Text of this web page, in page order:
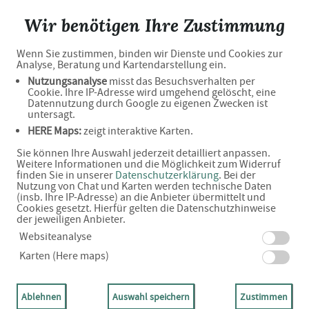
Wir benötigen Ihre Zustimmung
Wenn Sie zustimmen, binden wir Dienste und Cookies zur
Analyse, Beratung und Kartendarstellung ein.
Nutzungsanalyse misst das Besuchsverhalten per
Cookie. Ihre IP-Adresse wird umgehend gelöscht, eine
Datennutzung durch Google zu eigenen Zwecken ist
untersagt.
HERE Maps:zeigt interaktive Karten.
Sie können Ihre Auswahl jederzeit detailliert anpassen.
Weitere Informationen und die Möglichkeit zum Widerruf
finden Sie in unserer Datenschutzerklärung. Bei der
Nutzung von Chat und Karten werden technische Daten
(insb. Ihre IP-Adresse) an die Anbieter übermittelt und
Cookies gesetzt. Hierfür gelten die Datenschutzhinweise
der jeweiligen Anbieter.
Websiteanalyse
Karten (Here maps)
Ablehnen Auswahl speichern Zustimmen
Stern-Apotheke im Alleecenter
Haben Sie noch Fragen?
Dann schreiben Sie uns einfach eine Nachricht oder
rufen Sie uns direkt unter 030 - 9725004 an. Wir helfen
Ihnen gerne weiter.
Kontaktdaten
Justus Müller e.Kfm.